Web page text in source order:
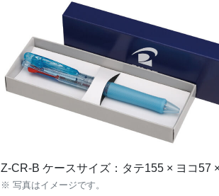
Z-CR-B ケースサイズ：タテ155 × ヨコ57
※ 写真はイメージです。